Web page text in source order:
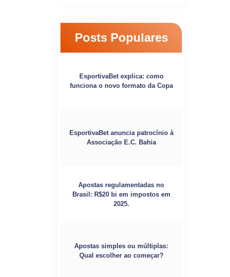
Posts Populares
EsportivaBet explica: como
funciona o novo formato da Copa
EsportivaBet anuncia patrocínio à
Associação E.C. Bahia
Apostas regulamentadas no
Brasil: R$20 bi em impostos em
2025.
Apostas simples ou múltiplas:
Qual escolher ao começar?